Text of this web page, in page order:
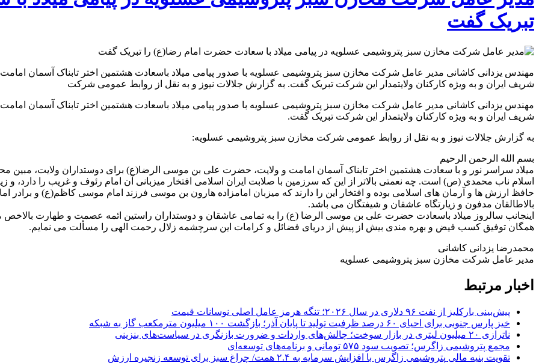
تبریک گفت
مهندس یزدانی کاشانی مدیر عامل شرکت مخازن سبز پتروشیمی عسلویه با صدور پیامی میلاد باسعادت هشتمین اختر تابناک آسمان
شریف ایران و به ویژه کارکنان ولایتمدار این شرکت تبریک گفت. به گزارش جلالات نیوز و به نقل از روابط عمومی شرکت
مهندس یزدانی کاشانی مدیر عامل شرکت مخازن سبز پتروشیمی عسلویه با صدور پیامی میلاد باسعادت هشتمین اختر تابناک آسمان
شریف ایران و به ویژه کارکنان ولایتمدار این شرکت تبریک گفت.
به گزارش جلالات نیوز و به نقل از روابط عمومی شرکت مخازن سبز پتروشیمی عسلویه:
بسم الله الرحمن الرحیم
میلاد سراسر نور و با سعادت هشتمین اختر تابناک آسمان امامت و ولایت، حضرت علی بن موسی الرضا(ع) برای دوستداران ولایت، مبین
اسلام ناب محمدی (ص) است. چه نعمتی بالاتر از این که سرزمین با صلابت ایران اسلامی افتخار میزبانی آن امام رئوف و غریب را دارد، و
حافظ ارزش ها و آرمان های اسلامی بوده و افتخار این را دارند که میزبان امامزاده هارون بن موسی فرزند امام موسی کاظم(ع) و
بالاطالقان مدفون و زیارتگاه عاشقان و شیفتگان می باشد.
اینجانب سالروز میلاد باسعادت حضرت علی بن موسی الرضا (ع) را به تمامی عاشقان و دوستداران راستین ائمه عصمت و طهارت
همگان توفیق کسب فیض و بهره مندی بیش از پیش از دریای فضائل و کرامات این سرچشمه زلال رحمت الهی را مسألت می نمایم.
محمدرضا یزدانی کاشانی
مدیر عامل شرکت مخازن سبز پتروشیمی عسلویه
اخبار مرتبط
پیش‌بینی بارکلیز از نفت ۹۶ دلاری در سال ۲۰۲۶؛ تنگه هرمز عامل اصلی نوسانات قیمت
خیز پارس جنوبی برای احیای ۶۰ درصد ظرفیت تولید تا پایان آذر؛ بازگشت ۱۰۰ میلیون مترمکعب گاز به شبکه
ناترازی ۲۰ میلیون لیتری در بازار سوخت؛ چالش‌های واردات و ضرورت بازنگری در سیاست‌های بنزینی
مجمع پتروشیمی زاگرس؛ تصویب سود ۵۷۵ تومانی و برنامه‌های توسعه‌ای
تقویت بنیه مالی پتروشیمی زاگرس با افزایش سرمایه به ۲.۴ همت/ چراغ سبز برای توسعه زنجیره ارزش